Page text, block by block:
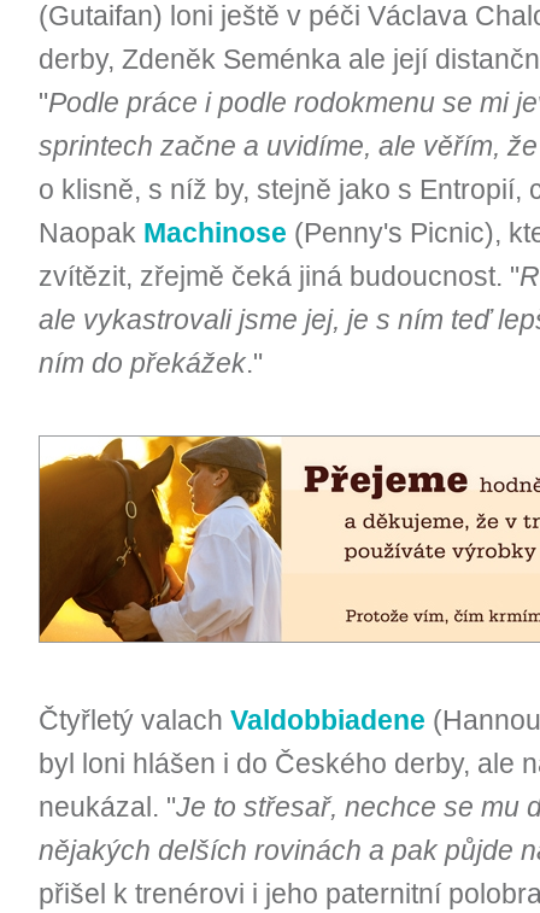
(Gutaifan) loni ještě v péči Václava
derby, Zdeněk Seménka ale její
"Podle práce i podle rodokmenu se mi
sprintech začne a uvidíme, ale věřím,
o klisně, s níž by, stejně jako s Entropií,
Naopak Machinose (Penny's Picnic),
zvítězit, zřejmě čeká jiná budoucnost. "
ale vykastrovali jsme jej, je s ním teď
ním do překážek."
Čtyřletý valach Valdobbiadene
byl loni hlášen i do Českého derby, ale
neukázal. "Je to střesař, nechce se mu
nějakých delších rovinách a pak půjde
přišel k trenérovi i jeho paternitní